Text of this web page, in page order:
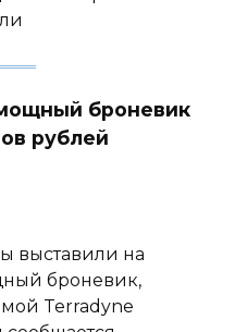
броневик
рублей
выставили на
броневик,
Terradyne